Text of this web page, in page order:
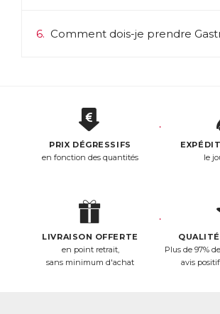
6. Comment dois-je prendre
PRIX DÉGRESSIFS
en fonction des quantités
le
LIVRAISON OFFERTE
en point retrait,
sans minimum d'achat
Plus de 97%
avis